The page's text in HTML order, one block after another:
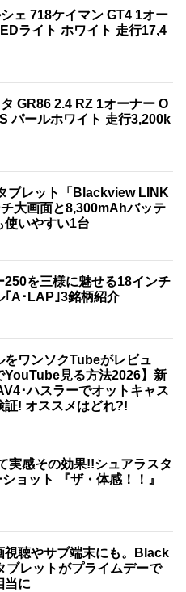
ェ 718ケイマン GT4 1オー
ライト ホワイト 走行17,4
GR86 2.4 RZ 1オーナー O
パールホワイト 走行3,200k
ブレット「Blackview LINK
大画面と8,300mAhバッテ
使いやすい1台
250を三様に魅せる18インチ
｢A･LAP｣3銘柄紹介
をワンソクTubeがレビュ
YouTube見る方法2026】新
･ハスラーでオットキャス
証! オススメはどれ?!
実感その効果!!シュアラスタ
ョット 『ザ・体感！！』
視聴やサブ端末にも。Black
ブレットがプライムデーで
当に